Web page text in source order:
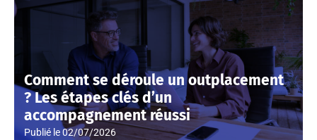
Comment se déroule un outplacement
? Les étapes clés d’un
accompagnement réussi
Publié le02/07/2026